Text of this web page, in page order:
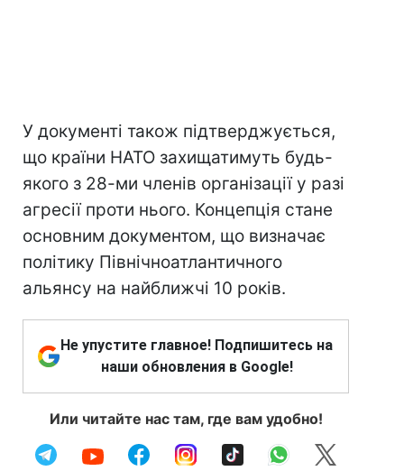
У документі також підтверджується,
що країни НАТО захищатимуть будь-
якого з 28-ми членів організації у разі
агресії проти нього. Концепція стане
основним документом, що визначає
політику Північноатлантичного
альянсу на найближчі 10 років.
Не упустите главное! Подпишитесь на
наши обновления в Google!
Или читайте нас там, где вам удобно!